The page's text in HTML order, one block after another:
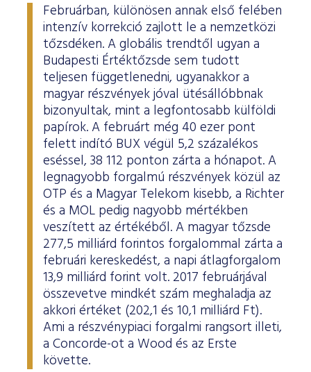
Februárban, különösen annak első felében
intenzív korrekció zajlott le a nemzetközi
tőzsdéken. A globális trendtől ugyan a
Budapesti Értéktőzsde sem tudott
teljesen függetlenedni, ugyanakkor a
magyar részvények jóval ütésállóbbnak
bizonyultak, mint a legfontosabb külföldi
papírok. A februárt még 40 ezer pont
felett indító BUX végül 5,2 százalékos
eséssel, 38 112 ponton zárta a hónapot. A
legnagyobb forgalmú részvények közül az
OTP és a Magyar Telekom kisebb, a Richter
és a MOL pedig nagyobb mértékben
veszített az értékéből. A magyar tőzsde
277,5 milliárd forintos forgalommal zárta a
februári kereskedést, a napi átlagforgalom
13,9 milliárd forint volt. 2017 februárjával
összevetve mindkét szám meghaladja az
akkori értéket (202,1 és 10,1 milliárd Ft).
Ami a részvénypiaci forgalmi rangsort illeti,
a Concorde-ot a Wood és az Erste
követte.